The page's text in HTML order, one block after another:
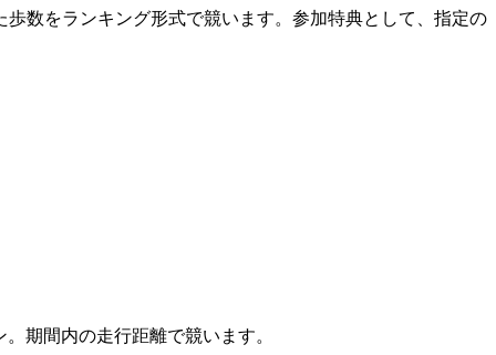
数をランキング形式で競います。参加特典として、指定の
期間内の走行距離で競います。